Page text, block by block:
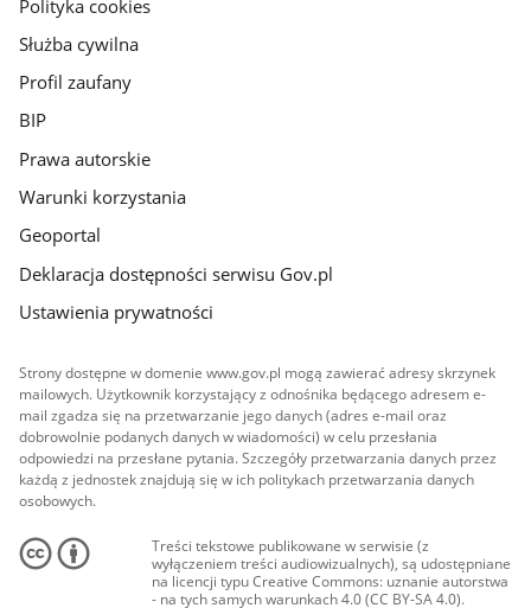
Polityka cookies
Służba cywilna
Profil zaufany
BIP
Prawa autorskie
Warunki korzystania
Geoportal
Deklaracja dostępności serwisu Gov.pl
Ustawienia prywatności
Strony dostępne w domenie www.gov.pl mogą zawierać adresy skrzynek
mailowych. Użytkownik korzystający z odnośnika będącego adresem e-
mail zgadza się na przetwarzanie jego danych (adres e-mail oraz
dobrowolnie podanych danych w wiadomości) w celu przesłania
odpowiedzi na przesłane pytania. Szczegóły przetwarzania danych przez
każdą z jednostek znajdują się w ich politykach przetwarzania danych
osobowych.
Treści tekstowe publikowane w serwisie (z
wyłączeniem treści audiowizualnych), są udostępniane
na licencji typu Creative Commons: uznanie autorstwa
- na tych samych warunkach 4.0 (CC BY-SA 4.0).